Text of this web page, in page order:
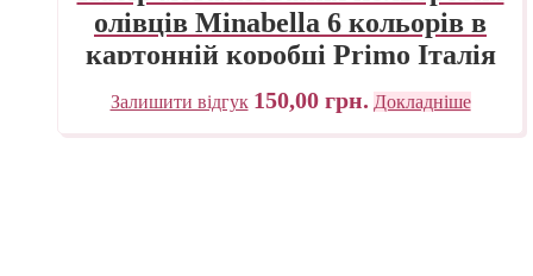
олівців Minabella 6 кольорів в
картонній коробці Primo Італія
Залишити відгук 150,00 грн. Докладніше